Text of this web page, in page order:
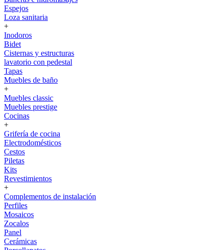
Espejos
Loza sanitaria
+
Inodoros
Bidet
Cisternas y estructuras
lavatorio con pedestal
Tapas
Muebles de baño
+
Muebles classic
Muebles prestige
Cocinas
+
Grifería de cocina
Electrodomésticos
Cestos
Piletas
Kits
Revestimientos
+
Complementos de instalación
Perfiles
Mosaicos
Zocalos
Panel
Cerámicas